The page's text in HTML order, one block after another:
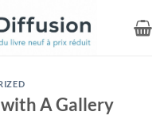
A Gallery